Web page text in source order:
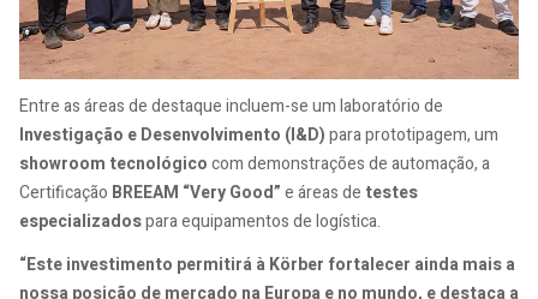
Entre as áreas de destaque incluem-se um laboratório de
Investigação e Desenvolvimento (I&D)para prototipagem, um
showroom tecnológicocom demonstrações de automação, a
Certificação BREEAM “Very Good”e áreas de testes
especializadospara equipamentos de logística.
“Este investimento permitirá à Körber fortalecer ainda mais a
nossa posição de mercado na Europa e no mundo, e destaca a